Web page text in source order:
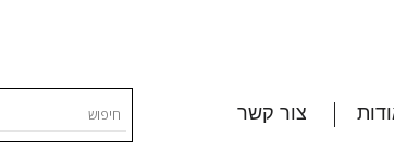
צור קשר